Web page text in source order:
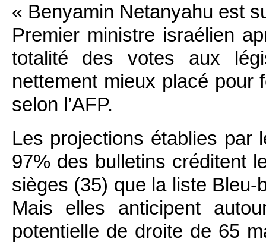
« Benyamin Netanyahu est
Premier ministre israélien
totalité des votes aux
nettement mieux placé pour
selon l’AFP.
Les projections établies par
97% des bulletins créditent
sièges (35) que la liste
Mais elles anticipent
potentielle de droite de 65